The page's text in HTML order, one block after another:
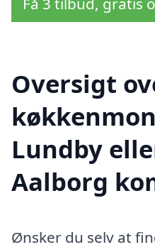
Oversigt
Lundby
Aalborg
Ønsker du selv at